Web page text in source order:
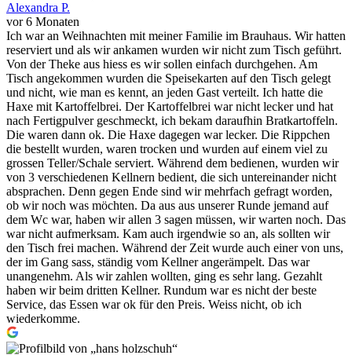
Alexandra P.
vor 6 Monaten
Ich war an Weihnachten mit meiner Familie im Brauhaus. Wir hatten
reserviert und als wir ankamen wurden wir nicht zum Tisch geführt.
Von der Theke aus hiess es wir sollen einfach durchgehen. Am
Tisch angekommen wurden die Speisekarten auf den Tisch gelegt
und nicht, wie man es kennt, an jeden Gast verteilt. Ich hatte die
Haxe mit Kartoffelbrei. Der Kartoffelbrei war nicht lecker und hat
nach Fertigpulver geschmeckt, ich bekam daraufhin Bratkartoffeln.
Die waren dann ok. Die Haxe dagegen war lecker. Die Rippchen
die bestellt wurden, waren trocken und wurden auf einem viel zu
grossen Teller/Schale serviert. Während dem bedienen, wurden wir
von 3 verschiedenen Kellnern bedient, die sich untereinander nicht
absprachen. Denn gegen Ende sind wir mehrfach gefragt worden,
ob wir noch was möchten. Da aus aus unserer Runde jemand auf
dem Wc war, haben wir allen 3 sagen müssen, wir warten noch. Das
war nicht aufmerksam. Kam auch irgendwie so an, als sollten wir
den Tisch frei machen. Während der Zeit wurde auch einer von uns,
der im Gang sass, ständig vom Kellner angerämpelt. Das war
unangenehm. Als wir zahlen wollten, ging es sehr lang. Gezahlt
haben wir beim dritten Kellner. Rundum war es nicht der beste
Service, das Essen war ok für den Preis. Weiss nicht, ob ich
wiederkomme.